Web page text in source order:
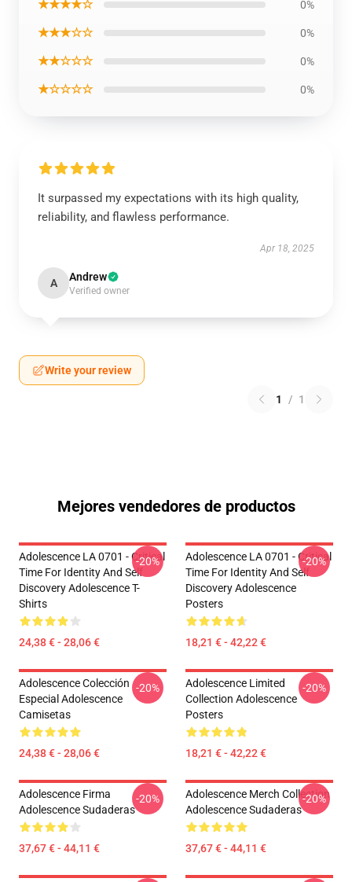
★★★★☆ 0%
★★★☆☆ 0%
★★☆☆☆ 0%
★☆☆☆☆ 0%
It surpassed my expectations with its high quality,
reliability, and flawless performance.
Apr 18, 2025
A Andrew
Verified owner
Write your review
1 / 1
Mejores vendedores de productos
Adolescence LA 0701 - Critical
Time For Identity And Self
Discovery Adolescence T-
Shirts
24,38 € - 28,06 €
-20%
Adolescence LA 0701 - Critical
Time For Identity And Self
Discovery Adolescence
Posters
18,21 € - 42,22 €
-20%
Adolescence Colección
Especial Adolescence
Camisetas
24,38 € - 28,06 €
-20%
Adolescence Limited
Collection Adolescence
Posters
18,21 € - 42,22 €
-20%
Adolescence Firma
Adolescence Sudaderas
37,67 € - 44,11 €
-20%
Adolescence Merch Collection
Adolescence Sudaderas
37,67 € - 44,11 €
-20%